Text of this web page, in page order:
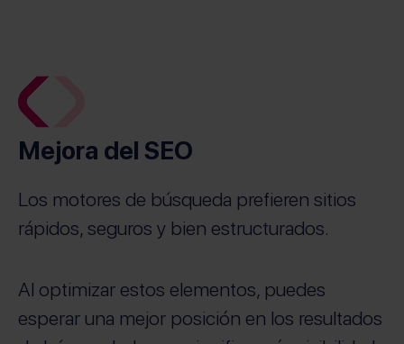
Mejora del SEO
Los motores de búsqueda prefieren sitios
rápidos, seguros y bien estructurados.
Al optimizar estos elementos, puedes
esperar una mejor posición en los resultados